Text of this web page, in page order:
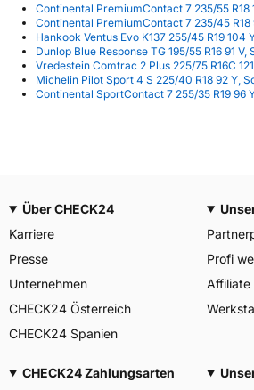
Continental PremiumContact 7 235/55 R18
Continental PremiumContact 7 235/45
Hankook Ventus Evo K137 255/45 R19 104
Dunlop Blue Response TG 195/55 R16 91
Vredestein Comtrac 2 Plus 225/75 R16C
Michelin Pilot Sport 4 S 225/40 R18 92 Y,
Continental SportContact 7 255/35 R19 96
Über CHECK24
Karriere
Presse
Unternehmen
CHECK24 Österreich
CHECK24 Spanien
Profi
Affiliate
CHECK24 Zahlungsarten